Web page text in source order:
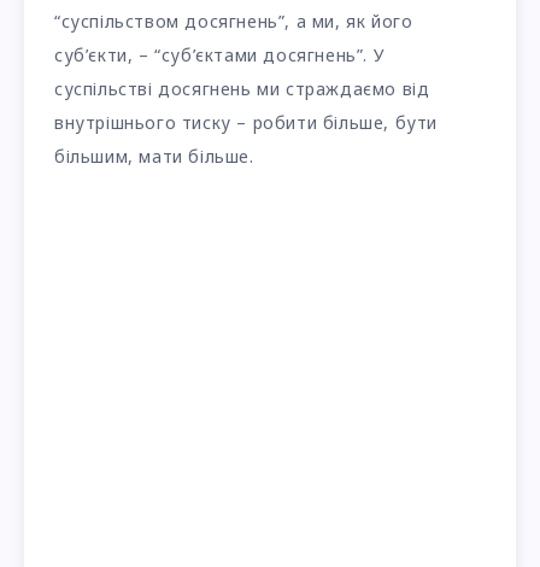
“суспільством досягнень”, а ми, як його
суб’єкти, – “суб’єктами досягнень”. У
суспільстві досягнень ми страждаємо від
внутрішнього тиску – робити більше, бути
більшим, мати більше.